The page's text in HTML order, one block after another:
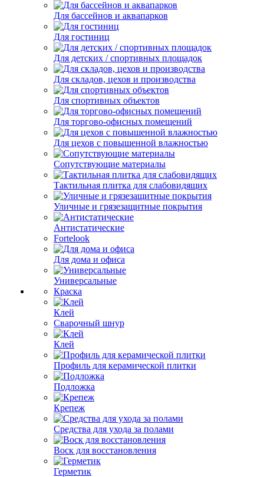
Для бассейнов и аквапарков
Для гостиниц
Для детских / спортивных площадок
Для складов, цехов и производства
Для спортивных объектов
Для торгово-офисных помещений
Для цехов с повышенной влажностью
Сопутствующие материалы
Тактильная плитка для слабовидящих
Уличные и грязезащитные покрытия
Антистатические
Fortelook
Для дома и офиса
Универсальные
Краска
Клей
Сварочный шнур
Клей
Профиль для керамической плитки
Подложка
Крепеж
Средства для ухода за полами
Воск для восстановления
Герметик